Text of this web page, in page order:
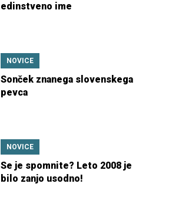
edinstveno ime
NOVICE
Sonček znanega slovenskega
pevca
NOVICE
Se je spomnite? Leto 2008 je
bilo zanjo usodno!